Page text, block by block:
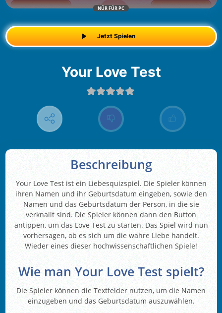
NÜR FÜR PC
Jetzt Spielen
Your Love Test
Beschreibung
Your Love Test ist ein Liebesquizspiel. Die Spieler können
ihren Namen und ihr Geburtsdatum eingeben, sowie den
Namen und das Geburtsdatum der Person, in die sie
verknallt sind. Die Spieler können dann den Button
antippen, um das Love Test zu starten. Das Spiel wird nun
vorhersagen, ob es sich um die wahre Liebe handelt.
Wieder eines dieser hochwissenschaftlichen Spiele!
Wie man Your Love Test spielt?
Die Spieler können die Textfelder nutzen, um die Namen
einzugeben und das Geburtsdatum auszuwählen.